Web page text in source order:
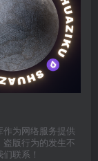
为网络服务提供
版行为的发生不
联系！